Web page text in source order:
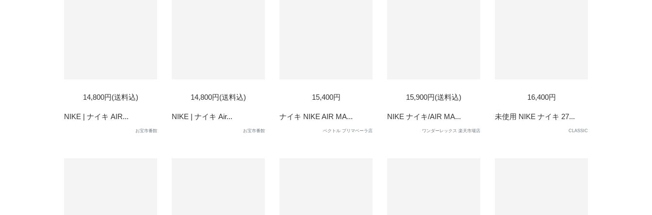
SOLD
OUT
14,800円(送料込)
NIKE | ナイキ AIR...
お宝市番館
14,800円(送料込)
NIKE | ナイキ Air...
お宝市番館
SOLD
OUT
15,400円
ナイキ NIKE AIR MA...
ベクトル プリマベーラ店
SOLD
OUT
15,900円(送料込)
NIKE ナイキ/AIR MA...
ワンダーレックス 楽天市場店
SOLD
OUT
16,400円
未使用 NIKE ナイキ 27...
CLASSIC